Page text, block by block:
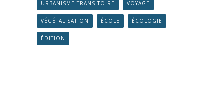
URBANISME TRANSITOIRE VOYAGE
VÉGÉTALISATION ÉCOLE ÉCOLOGIE
ÉDITION